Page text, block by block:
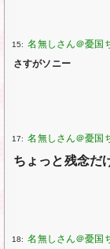
15:
さすがソニー
17:
ちょっと残念だ
18: